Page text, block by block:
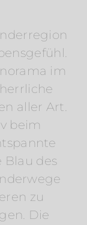
im
aller Art.
beim
Blau des
zu
Die